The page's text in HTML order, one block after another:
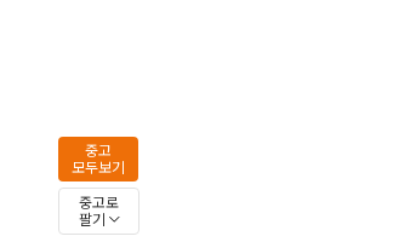
중고
모두보기
중고로
팔기